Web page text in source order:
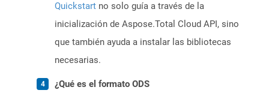
Quickstart no solo guía a través de la
inicialización de Aspose.Total Cloud API, sino
que también ayuda a instalar las bibliotecas
necesarias.
¿Qué es el formato ODS